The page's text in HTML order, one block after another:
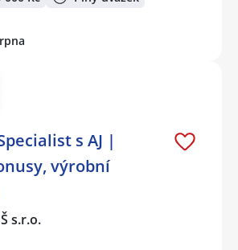
s AJ |
výrobní
s.r.o.